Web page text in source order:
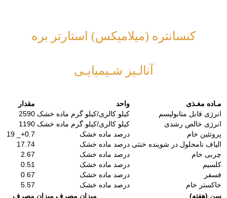
کنسانتره (میلامیکس) استارتر بره
آنالـیز شـیمیایـی
مـاده مغـذی واحد
مقدار
انرژی قابل متابولیسم
کیلو کالری/کیلو گرم ماده خشک 2590
انرژی خالص رشدی
کیلو کالری/کیلو گرم ماده خشک 1190
پروتئین خام
درصد ماده خشک
0.7+_ 19
الیاف نامحلول در شوینده خنثی درصد ماده خشک
17.74
چربی خام
درصد ماده خشک
2.67
کلسیم
درصد ماده خشک
0.51
فسفر
درصد ماده خشک
0.67
خاکستر خام
درصد ماده خشک
5.57
سن (هفته)
میزان مصرف میزان مصرف